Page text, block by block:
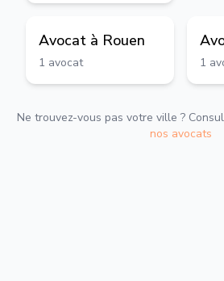
Avocat à Rouen
1 avocat 1
Ne trouvez-vous pas votre ville ?
nos avocats